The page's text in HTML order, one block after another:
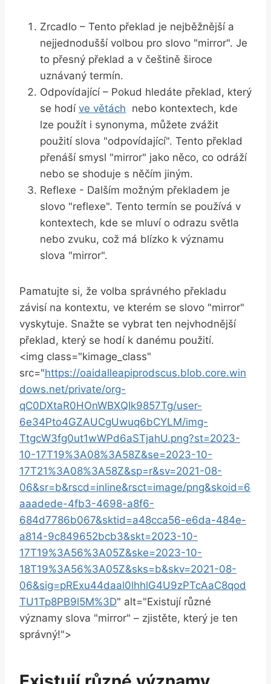
Zrcadlo – Tento překlad je nejběžnější‍ a
nejjednodušší‍ volbou⁣ pro slovo "mirror". Je
to přesný ⁢překlad a v ​češtině ⁢široce
uznávaný‍ termín.
Odpovídající – Pokud hledáte překlad, který
‌se hodí ve větách ​ nebo⁤ kontextech, kde
lze použít i synonyma, ​můžete zvážit
‍použití ⁣slova "odpovídající". ⁣Tento překlad
přenáší smysl "mirror" jako něco, co⁢ odráží
nebo ⁢se shoduje ‍s něčím jiným.
Reflexe ⁤- Dalším⁣ možným překladem je
slovo‌ "reflexe". Tento termín se‍ používá v
kontextech, ⁤kde se mluví o odrazu‍ světla
nebo zvuku, což má‍ blízko k významu
slova‌ "mirror".
Pamatujte si, ‌že volba správného překladu
závisí‌ na ‌kontextu, ⁢ve kterém se ‍slovo "mirror" ​
vyskytuje. Snažte se vybrat ten nejvhodnější
překlad, ⁤který​ se⁢ hodí k danému​ použití.
<img class="kimage_class"
src="https://oaidalleapiprodscus.blob.core.win
dows.net/private/org-
qC0DXtaR0HOnWBXQIk9857Tg/user-
6e34Pto4GZAUCgUwuq6bCYLM/img-
TtgcW3fg0ut1wWPd6aSTjahU.png?st=2023-
10-17T19%3A08%3A58Z&se=2023-10-
17T21%3A08%3A58Z&sp=r&sv=2021-08-
06&sr=b&rscd=inline&rsct=image/png&skoid=6
aaadede-4fb3-4698-a8f6-
684d7786b067&sktid=a48cca56-e6da-484e-
a814-9c849652bcb3&skt=2023-10-
17T19%3A56%3A05Z&ske=2023-10-
18T19%3A56%3A05Z&sks=b&skv=2021-08-
06&sig=pRExu44daal0lhhlG4U9zPTcAaC8qod
TU1Tp8PB9l5M%3D" alt="Existují ⁣různé
významy ⁣slova "mirror" – zjistěte, který ‍je ten
správný!">